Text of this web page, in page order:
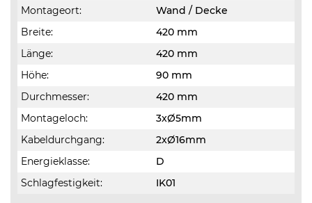
Montageort:
Wand / Decke
Breite:
420 mm
Länge:
420 mm
Höhe:
90 mm
Durchmesser:
420 mm
Montageloch:
3xØ5mm
Kabeldurchgang:
2xØ16mm
Energieklasse:
D
Schlagfestigkeit:
IK01